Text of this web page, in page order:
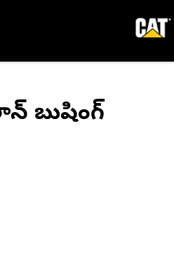
బుషింగ్